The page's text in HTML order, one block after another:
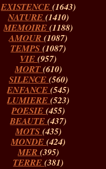
EXISTENCE (1643)
NATURE (1410)
MEMOIRE(1188)
AMOUR(1087)
TEMPS(1087)
VIE(957)
MORT(610)
SILENCE (560)
ENFANCE(545)
LUMIERE(523)
POESIE(455)
BEAUTE(437)
MOTS (435)
MONDE(424)
MER (395)
TERRE(381)